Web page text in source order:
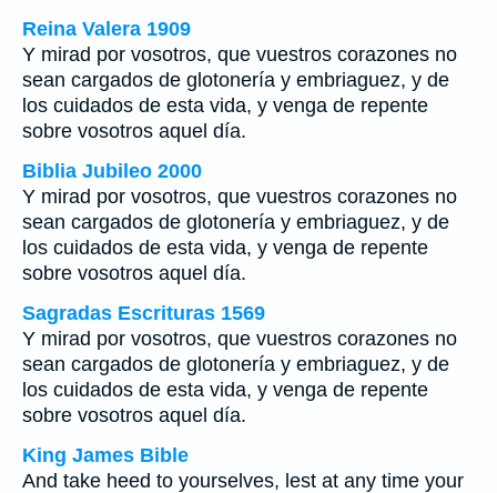
Reina Valera 1909
Y mirad por vosotros, que vuestros corazones no
sean cargados de glotonería y embriaguez, y de
los cuidados de esta vida, y venga de repente
sobre vosotros aquel día.
Biblia Jubileo 2000
Y mirad por vosotros, que vuestros corazones no
sean cargados de glotonería y embriaguez, y de
los cuidados de esta vida, y venga de repente
sobre vosotros aquel día.
Sagradas Escrituras 1569
Y mirad por vosotros, que vuestros corazones no
sean cargados de glotonería y embriaguez, y de
los cuidados de esta vida, y venga de repente
sobre vosotros aquel día.
King James Bible
And take heed to yourselves, lest at any time your